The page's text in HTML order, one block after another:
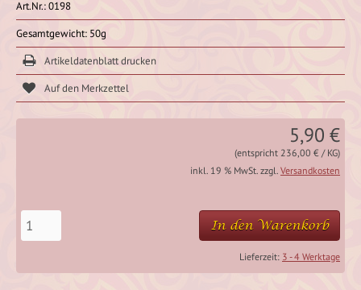
Art.Nr.: 0198
Gesamtgewicht: 50g
Artikeldatenblatt drucken
5,90 €
(entspricht 236,00 € / KG)
inkl. 19 % MwSt. zzgl. Versandkosten
In den Warenkorb
Lieferzeit: 3 - 4 Werktage